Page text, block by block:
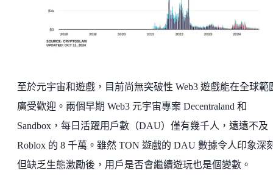
至於元宇宙和遊戲，目前尚無突破性 Web3 遊戲能在全球範
廣受歡迎。兩個早期 Web3 元宇宙專案 Decentraland 和
Sandbox，每日活躍用戶數（DAU）僅有幾千人，遠遠不及
Roblox 的 8 千萬。雖然 TON 遊戲的 DAU 數據令人印象深
但缺乏生態激勵後，用戶是否會繼續遊玩也是個變數。